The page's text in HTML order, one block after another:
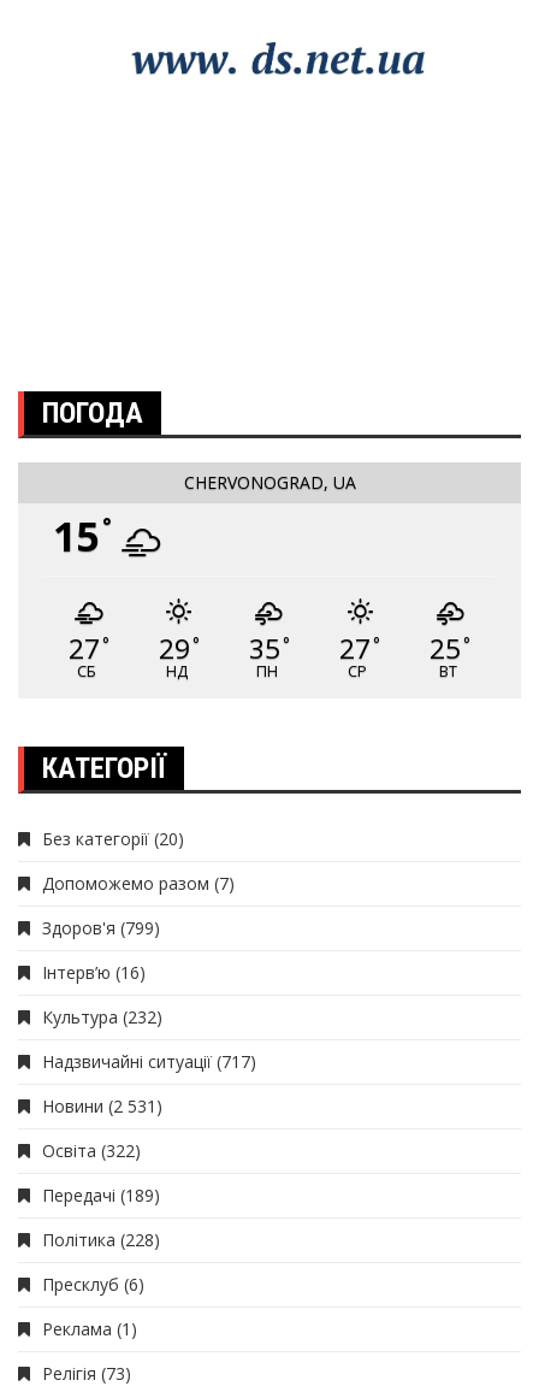
ПОГОДА
CHERVONOGRAD, UA
15°
27°
СБ
29°
НД
35°
ПН
27°
СР
25°
ВТ
КАТЕГОРІЇ
Без категорії (20)
Допоможемо разом (7)
Здоров'я (799)
Інтерв’ю (16)
Культура (232)
Надзвичайні ситуації (717)
Новини (2 531)
Освіта (322)
Передачі (189)
Політика (228)
Пресклуб (6)
Реклама (1)
Релігія (73)